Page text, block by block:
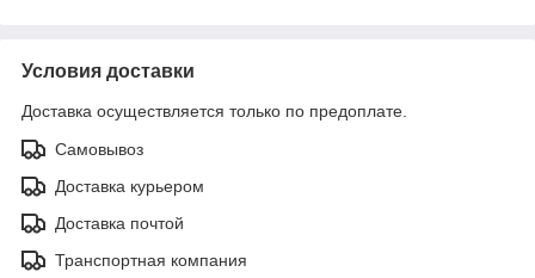
Условия доставки
Доставка осуществляется только по предоплате.
Самовывоз
Доставка курьером
Доставка почтой
Транспортная компания